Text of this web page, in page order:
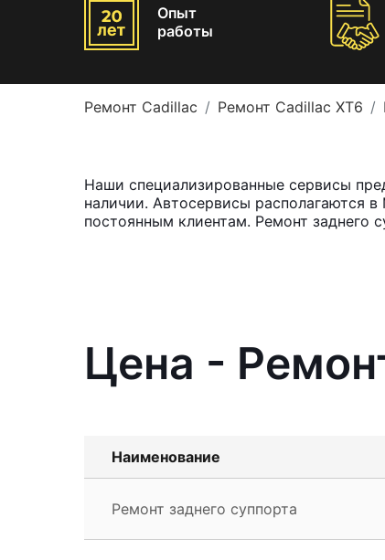
Опыт
работы
Ремонт Cadillac Ремонт Cadillac XT6
Наши специализированные сервисы
наличии. Автосервисы располагаются
постоянным клиентам. Ремонт заднего
Цена -
Наименование
Ремонт заднего суппорта